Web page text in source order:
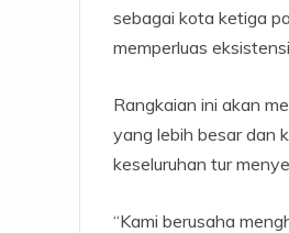
sebagai kota ketiga
memperluas
Rangkaian ini akan
yang lebih besar dan
keseluruhan tur
“Kami berusaha